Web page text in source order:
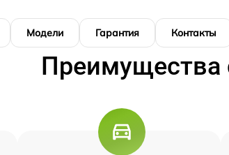
Модели Гарантия Контакты
Преимущества